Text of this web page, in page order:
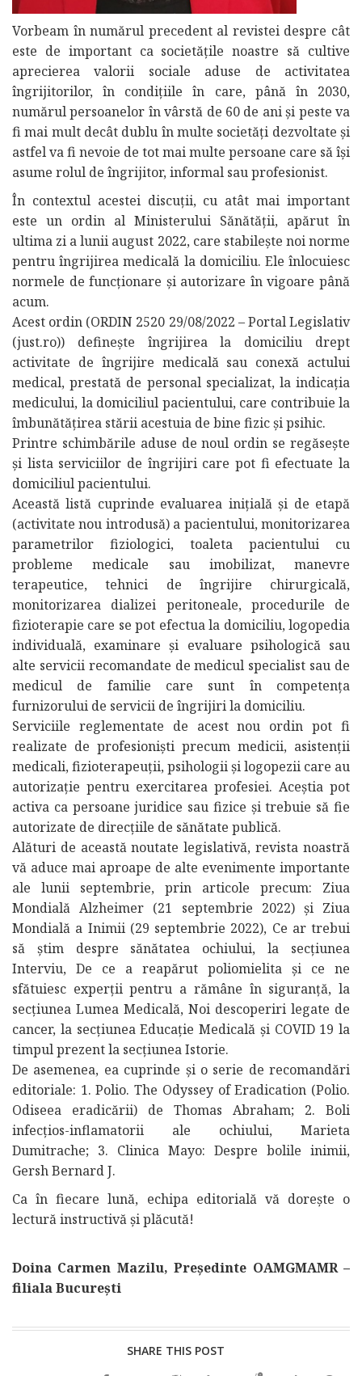
Vorbeam în numărul precedent al revistei despre cât
este de important ca societățile noastre să cultive
aprecierea valorii sociale aduse de activitatea
îngrijitorilor, în condițiile în care, până în 2030,
numărul persoanelor în vârstă de 60 de ani și peste va
fi mai mult decât dublu în multe societăți dezvoltate și
astfel va fi nevoie de tot mai multe persoane care să își
asume rolul de îngrijitor, informal sau profesionist.
În contextul acestei discuții, cu atât mai important
este un ordin al Ministerului Sănătății, apărut în
ultima zi a lunii august 2022, care stabilește noi norme
pentru îngrijirea medicală la domiciliu. Ele înlocuiesc
normele de funcționare și autorizare în vigoare până
acum.
Acest ordin (ORDIN 2520 29/08/2022 – Portal Legislativ
(just.ro)) definește îngrijirea la domiciliu drept
activitate de îngrijire medicală sau conexă actului
medical, prestată de personal specializat, la indicația
medicului, la domiciliul pacientului, care contribuie la
îmbunătățirea stării acestuia de bine fizic și psihic.
Printre schimbările aduse de noul ordin se regăsește
și lista serviciilor de îngrijiri care pot fi efectuate la
domiciliul pacientului.
Această listă cuprinde evaluarea inițială și de etapă
(activitate nou introdusă) a pacientului, monitorizarea
parametrilor fiziologici, toaleta pacientului cu
probleme medicale sau imobilizat, manevre
terapeutice, tehnici de îngrijire chirurgicală,
monitorizarea dializei peritoneale, procedurile de
fizioterapie care se pot efectua la domiciliu, logopedia
individuală, examinare și evaluare psihologică sau
alte servicii recomandate de medicul specialist sau de
medicul de familie care sunt în competența
furnizorului de servicii de îngrijiri la domiciliu.
Serviciile reglementate de acest nou ordin pot fi
realizate de profesioniști precum medicii, asistenții
medicali, fizioterapeuții, psihologii și logopezii care au
autorizație pentru exercitarea profesiei. Aceștia pot
activa ca persoane juridice sau fizice și trebuie să fie
autorizate de direcțiile de sănătate publică.
Alături de această noutate legislativă, revista noastră
vă aduce mai aproape de alte evenimente importante
ale lunii septembrie, prin articole precum: Ziua
Mondială Alzheimer (21 septembrie 2022) și Ziua
Mondială a Inimii (29 septembrie 2022), Ce ar trebui
să știm despre sănătatea ochiului, la secțiunea
Interviu, De ce a reapărut poliomielita și ce ne
sfătuiesc experții pentru a rămâne în siguranță, la
secțiunea Lumea Medicală, Noi descoperiri legate de
cancer, la secțiunea Educație Medicală și COVID 19 la
timpul prezent la secțiunea Istorie.
De asemenea, ea cuprinde și o serie de recomandări
editoriale: 1. Polio. The Odyssey of Eradication (Polio.
Odiseea eradicării) de Thomas Abraham; 2. Boli
infecțios-inflamatorii ale ochiului, Marieta
Dumitrache; 3. Clinica Mayo: Despre bolile inimii,
Gersh Bernard J.
Ca în fiecare lună, echipa editorială vă dorește o
lectură instructivă și plăcută!
Doina Carmen Mazilu, Președinte OAMGMAMR –
filiala București
SHARE THIS POST